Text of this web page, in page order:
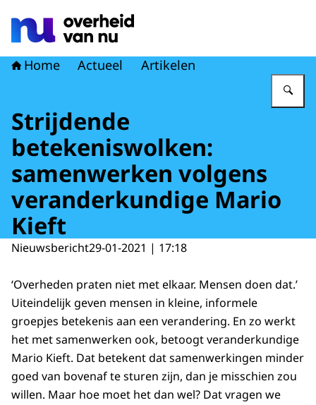
Home Actueel Artikelen
Strijdende
betekeniswolken:
samenwerken volgens
veranderkundige Mario
Kieft
Nieuwsbericht29-01-2021 | 17:18
‘Overheden praten niet met elkaar. Mensen doen dat.’
Uiteindelijk geven mensen in kleine, informele
groepjes betekenis aan een verandering. En zo werkt
het met samenwerken ook, betoogt veranderkundige
Mario Kieft. Dat betekent dat samenwerkingen minder
goed van bovenaf te sturen zijn, dan je misschien zou
willen. Maar hoe moet het dan wel? Dat vragen we